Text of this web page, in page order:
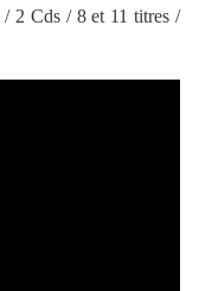
/ 2 Cds / 8 et 11 titres /